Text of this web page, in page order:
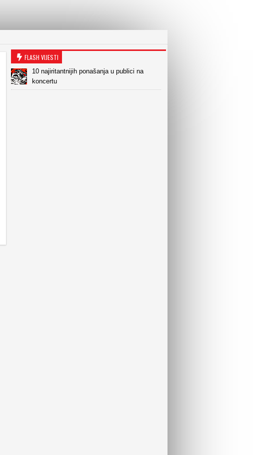
FLASH VIJESTI
10 najiritantnijih ponašanja u publici na
koncertu